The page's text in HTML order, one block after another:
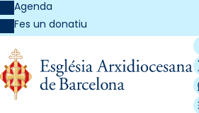
Agenda
Fes un donatiu